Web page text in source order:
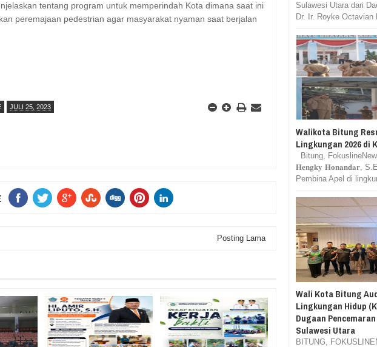
tentang program untuk memperindah Kota dimana saat ini
peremajaan pedestrian agar masyarakat nyaman saat berjalan
JULI 25, 2023
Posting Lama
Sulawesi Utara dari
Dr. Ir. Royke Octavian
Walikota Bitung
Lingkungan 2026 di
Bitung,
𝐇𝐞𝐧𝐠𝐤𝐲 𝐇𝐨𝐧𝐚𝐧𝐝𝐚𝐫,
Pembina Apel di
Wali Kota Bitung
Lingkungan Hidup
Dugaan
Sulawesi Utara
BITUNG,